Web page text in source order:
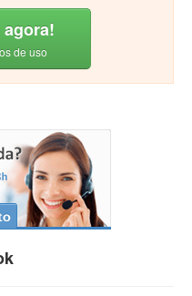
de uso